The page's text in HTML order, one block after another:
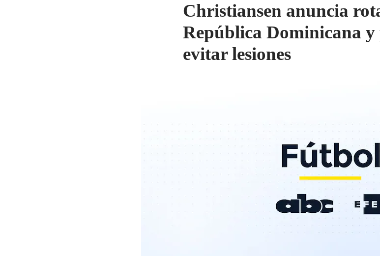
Christiansen anuncia
República Dominicana
evitar lesiones